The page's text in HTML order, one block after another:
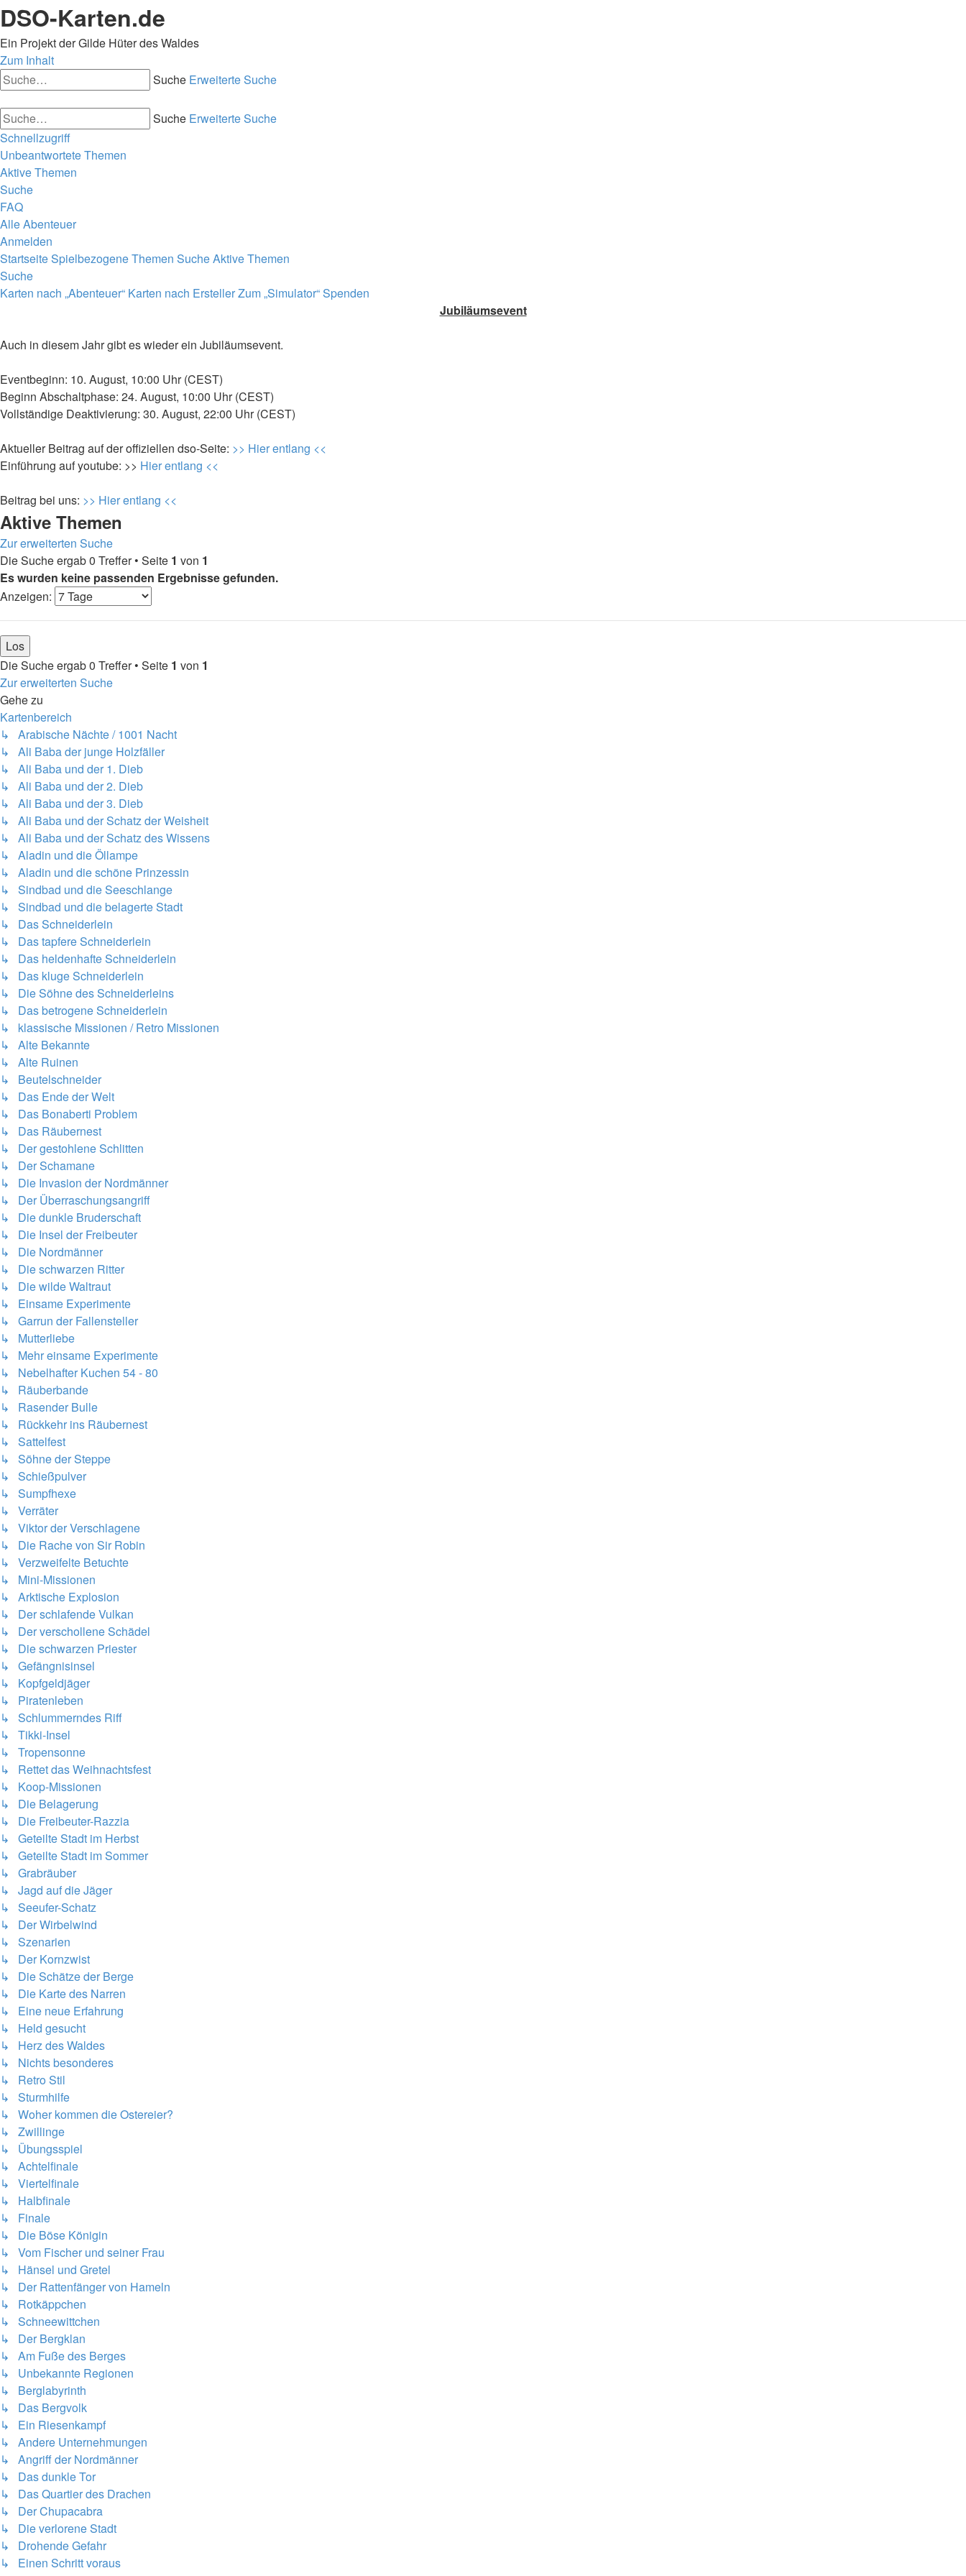
DSO-Karten.de
Ein Projekt der Gilde Hüter des Waldes
Zum Inhalt
Suche Erweiterte Suche
Suche Erweiterte Suche
Schnellzugriff
Unbeantwortete Themen
Aktive Themen
Suche
FAQ
Alle Abenteuer
Anmelden
StartseiteSpielbezogene Themen SucheAktive Themen
Suche
Karten nach „Abenteuer“ Karten nach ErstellerZum „Simulator“Spenden
Jubiläumsevent
Auch in diesem Jahr gibt es wieder ein Jubiläumsevent.
Eventbeginn: 10. August, 10:00 Uhr (CEST)
Beginn Abschaltphase: 24. August, 10:00 Uhr (CEST)
Vollständige Deaktivierung: 30. August, 22:00 Uhr (CEST)
Aktueller Beitrag auf der offiziellen dso-Seite: >> Hier entlang <<
Einführung auf youtube: >> Hier entlang <<
Beitrag bei uns: >> Hier entlang <<
Aktive Themen
Zur erweiterten Suche
Die Suche ergab 0 Treffer • Seite 1 von 1
Es wurden keine passenden Ergebnisse gefunden.
Anzeigen:
Die Suche ergab 0 Treffer • Seite 1 von 1
Zur erweiterten Suche
Gehe zu
Kartenbereich
↳ Arabische Nächte / 1001 Nacht
↳ Ali Baba der junge Holzfäller
↳ Ali Baba und der 1. Dieb
↳ Ali Baba und der 2. Dieb
↳ Ali Baba und der 3. Dieb
↳ Ali Baba und der Schatz der Weisheit
↳ Ali Baba und der Schatz des Wissens
↳ Aladin und die Öllampe
↳ Aladin und die schöne Prinzessin
↳ Sindbad und die Seeschlange
↳ Sindbad und die belagerte Stadt
↳ Das Schneiderlein
↳ Das tapfere Schneiderlein
↳ Das heldenhafte Schneiderlein
↳ Das kluge Schneiderlein
↳ Die Söhne des Schneiderleins
↳ Das betrogene Schneiderlein
↳ klassische Missionen / Retro Missionen
↳ Alte Bekannte
↳ Alte Ruinen
↳ Beutelschneider
↳ Das Ende der Welt
↳ Das Bonaberti Problem
↳ Das Räubernest
↳ Der gestohlene Schlitten
↳ Der Schamane
↳ Die Invasion der Nordmänner
↳ Der Überraschungsangriff
↳ Die dunkle Bruderschaft
↳ Die Insel der Freibeuter
↳ Die Nordmänner
↳ Die schwarzen Ritter
↳ Die wilde Waltraut
↳ Einsame Experimente
↳ Garrun der Fallensteller
↳ Mutterliebe
↳ Mehr einsame Experimente
↳ Nebelhafter Kuchen 54 - 80
↳ Räuberbande
↳ Rasender Bulle
↳ Rückkehr ins Räubernest
↳ Sattelfest
↳ Söhne der Steppe
↳ Schießpulver
↳ Sumpfhexe
↳ Verräter
↳ Viktor der Verschlagene
↳ Die Rache von Sir Robin
↳ Verzweifelte Betuchte
↳ Mini-Missionen
↳ Arktische Explosion
↳ Der schlafende Vulkan
↳ Der verschollene Schädel
↳ Die schwarzen Priester
↳ Gefängnisinsel
↳ Kopfgeldjäger
↳ Piratenleben
↳ Schlummerndes Riff
↳ Tikki-Insel
↳ Tropensonne
↳ Rettet das Weihnachtsfest
↳ Koop-Missionen
↳ Die Belagerung
↳ Die Freibeuter-Razzia
↳ Geteilte Stadt im Herbst
↳ Geteilte Stadt im Sommer
↳ Grabräuber
↳ Jagd auf die Jäger
↳ Seeufer-Schatz
↳ Der Wirbelwind
↳ Szenarien
↳ Der Kornzwist
↳ Die Schätze der Berge
↳ Die Karte des Narren
↳ Eine neue Erfahrung
↳ Held gesucht
↳ Herz des Waldes
↳ Nichts besonderes
↳ Retro Stil
↳ Sturmhilfe
↳ Woher kommen die Ostereier?
↳ Zwillinge
↳ Übungsspiel
↳ Achtelfinale
↳ Viertelfinale
↳ Halbfinale
↳ Finale
↳ Die Böse Königin
↳ Vom Fischer und seiner Frau
↳ Hänsel und Gretel
↳ Der Rattenfänger von Hameln
↳ Rotkäppchen
↳ Schneewittchen
↳ Der Bergklan
↳ Am Fuße des Berges
↳ Unbekannte Regionen
↳ Berglabyrinth
↳ Das Bergvolk
↳ Ein Riesenkampf
↳ Andere Unternehmungen
↳ Angriff der Nordmänner
↳ Das dunkle Tor
↳ Das Quartier des Drachen
↳ Der Chupacabra
↳ Die verlorene Stadt
↳ Drohende Gefahr
↳ Einen Schritt voraus